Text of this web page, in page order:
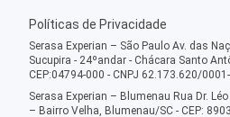
Políticas de Privacidade
Serasa Experian – São Paulo Av. das
Sucupira - 24ºandar - Chácara Santo
CEP:04794-000 - CNPJ 62.173.620/
Serasa Experian – Blumenau Rua Dr.
– Bairro Velha, Blumenau/SC - CEP: